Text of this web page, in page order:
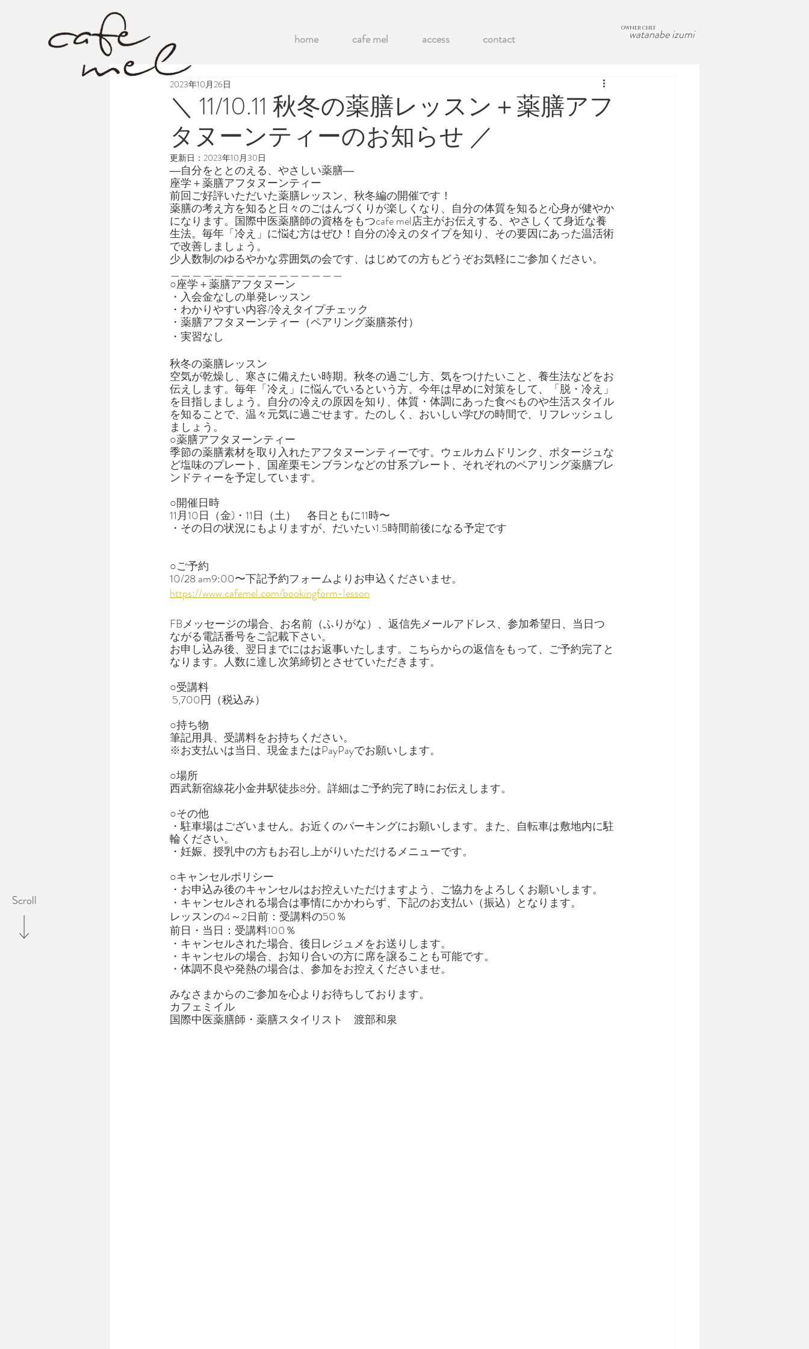
home cafe mel access contact watanabe izumi
owner chef
Scroll
＼ 11/10.11 秋冬の薬膳レッスン＋薬膳アフ
タヌーンティーのお知らせ ／
2023年10月26日
更新日： 2023年10月30日
―自分をととのえる、やさしい薬膳―
座学＋薬膳アフタヌーンティー
前回ご好評いただいた薬膳レッスン、秋冬編の開催です！
薬膳の考え方を知ると日々のごはんづくりが楽しくなり、自分の体質を知ると心身が健やか
になります。国際中医薬膳師の資格をもつcafe mel店主がお伝えする、やさしくて身近な養
生法。毎年「冷え」に悩む方はぜひ！自分の冷えのタイプを知り、その要因にあった温活術
で改善しましょう。
少人数制のゆるやかな雰囲気の会です、はじめての方もどうぞお気軽にご参加ください。
○座学＋薬膳アフタヌーン
・入会金なしの単発レッスン
・わかりやすい内容/冷えタイプチェック
・薬膳アフタヌーンティー（ペアリング薬膳茶付）
・実習なし
秋冬の薬膳レッスン
空気が乾燥し、寒さに備えたい時期。秋冬の過ごし方、気をつけたいこと、養生法などをお
伝えします。毎年「冷え」に悩んでいるという方、今年は早めに対策をして、「脱・冷え」
を目指しましょう。自分の冷えの原因を知り、体質・体調にあった食べものや生活スタイル
を知ることで、温々元気に過ごせます。たのしく、おいしい学びの時間で、リフレッシュし
ましょう。
○薬膳アフタヌーンティー
季節の薬膳素材を取り入れたアフタヌーンティーです。ウェルカムドリンク、ポタージュな
ど塩味のプレート、国産栗モンブランなどの甘系プレート、それぞれのペアリング薬膳ブレ
ンドティーを予定しています。
○開催日時
11月10日（金)・11日（土）　各日ともに11時〜
・その日の状況にもよりますが、だいたい1.5時間前後になる予定です
○ご予約
10/28 am9:00〜下記予約フォームよりお申込くださいませ。
https://www.cafemel.com/bookingform-lesson
FBメッセージの場合、お名前（ふりがな）、返信先メールアドレス、参加希望日、当日つ
ながる電話番号をご記載下さい。
お申し込み後、翌日までにはお返事いたします。こちらからの返信をもって、ご予約完了と
なります。人数に達し次第締切とさせていただきます。
○受講料
5,700円（税込み）
○持ち物
筆記用具、受講料をお持ちください。
※お支払いは当日、現金またはPayPayでお願いします。
○場所
西武新宿線花小金井駅徒歩8分。詳細はご予約完了時にお伝えします。
○その他
・駐車場はございません。お近くのパーキングにお願いします。また、自転車は敷地内に駐
輪ください。
・妊娠、授乳中の方もお召し上がりいただけるメニューです。
○キャンセルポリシー
・お申込み後のキャンセルはお控えいただけますよう、ご協力をよろしくお願いします。
・キャンセルされる場合は事情にかかわらず、下記のお支払い（振込）となります。
レッスンの4～2日前：受講料の50％
前日・当日：受講料100％
・キャンセルされた場合、後日レジュメをお送りします。
・キャンセルの場合、お知り合いの方に席を譲ることも可能です。
・体調不良や発熱の場合は、参加をお控えくださいませ。
みなさまからのご参加を心よりお待ちしております。
カフェミイル
国際中医薬膳師・薬膳スタイリスト　渡部和泉